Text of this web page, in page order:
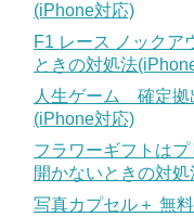
(iPhone対応)
F1 レース ノックア
ときの対処法
人生ゲーム 確定拠
(iPhone対応)
フラワーギフトは
開かないときの対
写真カプセル＋ 無